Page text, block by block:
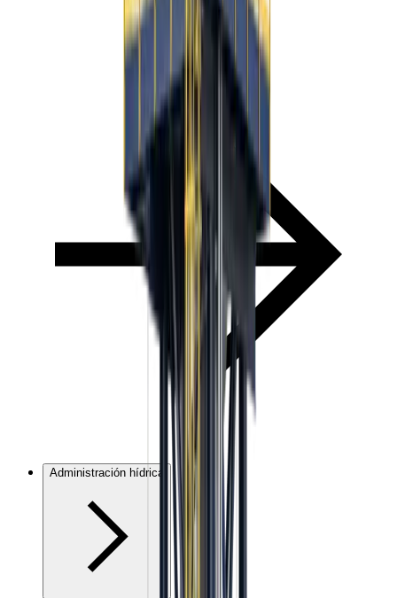
Administración hídrica